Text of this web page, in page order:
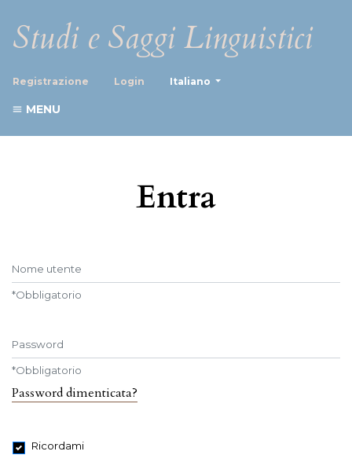
Studi e Saggi Linguistici
Registrazione Login Italiano
MENU
Entra
*Obbligatorio
Password
*Obbligatorio
Password dimenticata?
Ricordami